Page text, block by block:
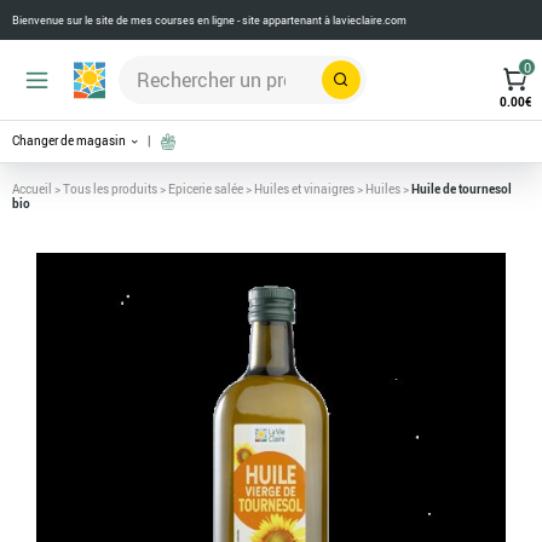
Bienvenue sur le site de mes courses en ligne - site appartenant àlavieclaire.com
Rechercher
0
0.00€
Changer de magasin
Accueil >Tous les produits> Epicerie salée> Huiles et vinaigres> Huiles>Huile de tournesol
bio